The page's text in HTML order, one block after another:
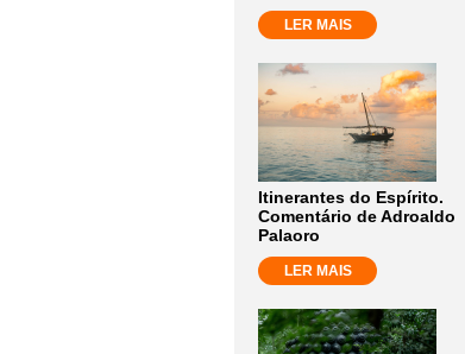
LER MAIS
Itinerantes do Espírito.
Comentário de Adroaldo
Palaoro
LER MAIS